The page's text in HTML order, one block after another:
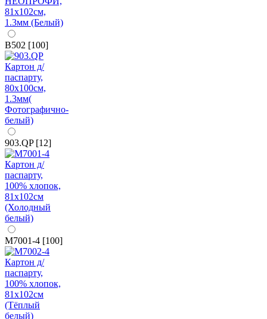
B502 [100]
903.QP [12]
M7001-4 [100]